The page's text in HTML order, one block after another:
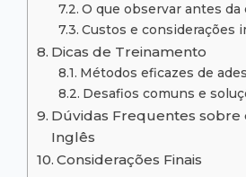
O que observar antes da
Custos e considerações
Dicas de Treinamento
Métodos eficazes de
Desafios comuns e
Dúvidas Frequentes
Inglês
Considerações Finais